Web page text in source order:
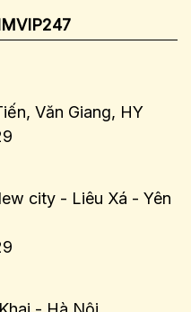
Văn Giang, HY
city - Liêu Xá - Yên